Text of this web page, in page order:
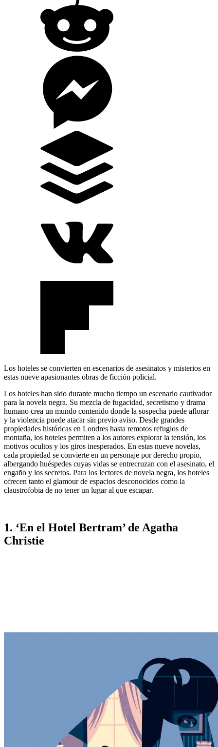
Los hoteles se convierten en escenarios de asesinatos y misterios en
estas nueve apasionantes obras de ficción policial.
Los hoteles han sido durante mucho tiempo un escenario cautivador
para la novela negra. Su mezcla de fugacidad, secretismo y drama
humano crea un mundo contenido donde la sospecha puede aflorar
y la violencia puede atacar sin previo aviso. Desde grandes
propiedades históricas en Londres hasta remotos refugios de
montaña, los hoteles permiten a los autores explorar la tensión, los
motivos ocultos y los giros inesperados. En estas nueve novelas,
cada propiedad se convierte en un personaje por derecho propio,
albergando huéspedes cuyas vidas se entrecruzan con el asesinato, el
engaño y los secretos. Para los lectores de novela negra, los hoteles
ofrecen tanto el glamour de espacios desconocidos como la
claustrofobia de no tener un lugar al que escapar.
1. ‘En el Hotel Bertram’ de Agatha
Christie